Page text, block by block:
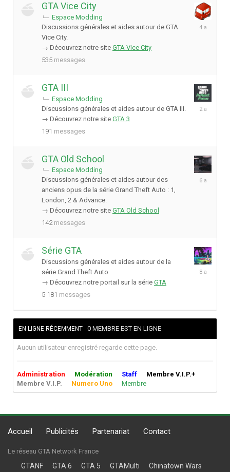
GTA Vice City
Espace Modding
Discussions générales et aides autour de GTA
Vice City.
→ Découvrez notre site GTA Vice City
535 messages
17
GTA III
Espace Modding
Discussions générales et aides autour de GTA III.
→ Découvrez notre site GTA 3
191 messages
19
GTA Old School
Espace Modding
Discussions générales et aides autour des
anciens opus de la série Grand Theft Auto : 1,
London, 2 & Advance.
→ Découvrez notre site GTA Old School
142 messages
Série GTA
Discussions générales et aides autour de la
série Grand Theft Auto.
→ Découvrez notre portail sur la série GTA
5 181 messages
EN LIGNE RÉCEMMENT 0 MEMBRE EST EN LIGNE
Aucun utilisateur enregistré regarde cette page.
Administration Modération Staff
Membre V.I.P.+
Membre V.I.P.
Numero Uno Membre
Accueil Publicités Partenariat Contact
Le réseau GTA Network France
GTANF GTA 6 GTA 5 GTAMulti
Chinatown Wars